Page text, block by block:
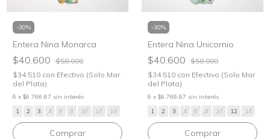
-30%
Entera Nina Monarca
$40.600 $58.000
$34.510 con Efectivo (Solo Mar
del Plata)
6 x $6.766,67 sin interés
1
2 3 4 6 8 10 12 14
Comprar
-30%
Entera Nina Unicornio
$40.600 $58.000
$34.510 con Efectivo (Solo Mar
del Plata)
6 x $6.766,67 sin interés
1
2 3 4 6 8 10 12 14
Comprar